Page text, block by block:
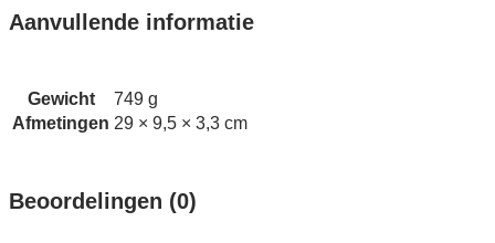
Aanvullende informatie
Gewicht
749 g
Afmetingen 29 × 9,5 × 3,3 cm
Beoordelingen (0)